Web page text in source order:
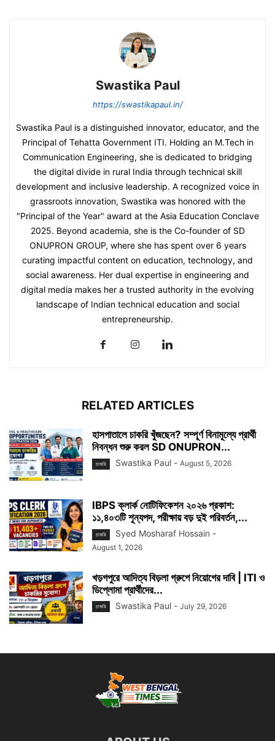
Swastika Paul
https://swastikapaul.in/
Swastika Paul is a distinguished innovator, educator, and the
Principal of Tehatta Government ITI. Holding an M.Tech in
Communication Engineering, she is dedicated to bridging
the digital divide in rural India through technical skill
development and inclusive leadership. A recognized voice in
grassroots innovation, Swastika was honored with the
"Principal of the Year" award at the Asia Education Conclave
2025. Beyond academia, she is the Co-founder of SD
ONUPRON GROUP, where she has spent over 6 years
curating impactful content on education, technology, and
social awareness. Her dual expertise in engineering and
digital media makes her a trusted authority in the evolving
landscape of Indian technical education and social
entrepreneurship.
RELATED ARTICLES
হাসপাতালে চাকরি খুঁজছেন? সম্পূর্ণ বিনামূল্যে প্রার্থী
নিবন্ধন শুরু করল SD ONUPRON...
চাকরি Swastika Paul - August 5, 2026
IBPS ক্লার্ক নোটিফিকেশন ২০২৬ প্রকাশ:
১১,৪০৩টি শূন্যপদ, পরীক্ষায় বড় দুই পরিবর্তন,...
চাকরি Syed Mosharaf Hossain -
August 1, 2026
খড়গপুরে আদিত্য বিড়লা গ্রুপে নিয়োগের দাবি | ITI ও
ডিপ্লোমা প্রার্থীদের...
চাকরি Swastika Paul - July 29, 2026